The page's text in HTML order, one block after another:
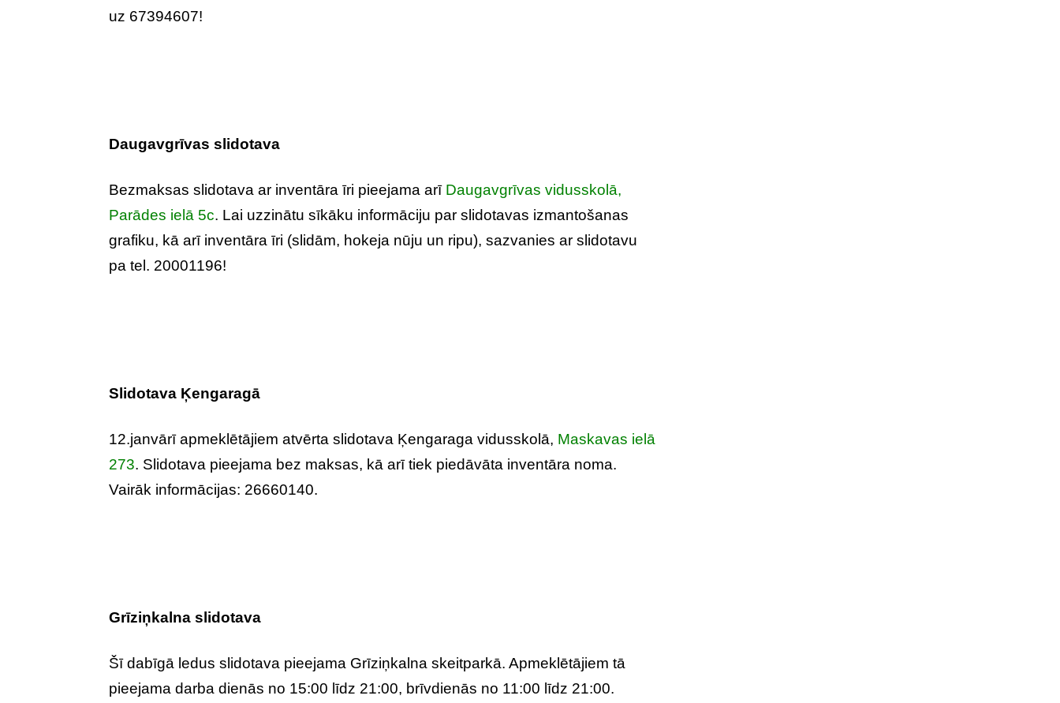
uz 67394607!
Daugavgrīvas slidotava
Bezmaksas slidotava ar inventāra īri pieejama arī Daugavgrīvas vidusskolā,
Parādes ielā 5c. Lai uzzinātu sīkāku informāciju par slidotavas izmantošanas
grafiku, kā arī inventāra īri (slidām, hokeja nūju un ripu), sazvanies ar slidotavu
pa tel. 20001196!
Slidotava Ķengaragā
12.janvārī apmeklētājiem atvērta slidotava Ķengaraga vidusskolā, Maskavas ielā
273. Slidotava pieejama bez maksas, kā arī tiek piedāvāta inventāra noma.
Vairāk informācijas: 26660140.
Grīziņkalna slidotava
Šī dabīgā ledus slidotava pieejama Grīziņkalna skeitparkā. Apmeklētājiem tā
pieejama darba dienās no 15:00 līdz 21:00, brīvdienās no 11:00 līdz 21:00.